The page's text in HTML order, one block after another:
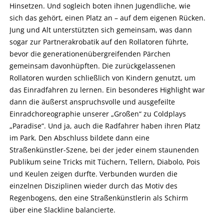
Hinsetzen. Und sogleich boten ihnen Jugendliche, wie
sich das gehört, einen Platz an – auf dem eigenen Rücken.
Jung und Alt unterstützten sich gemeinsam, was dann
sogar zur Partnerakrobatik auf den Rollatoren führte,
bevor die generationenübergreifenden Pärchen
gemeinsam davonhüpften. Die zurückgelassenen
Rollatoren wurden schließlich von Kindern genutzt, um
das Einradfahren zu lernen. Ein besonderes Highlight war
dann die äußerst anspruchsvolle und ausgefeilte
Einradchoreographie unserer „Großen“ zu Coldplays
„Paradise“. Und ja, auch die Radfahrer haben ihren Platz
im Park. Den Abschluss bildete dann eine
Straßenkünstler-Szene, bei der jeder einem staunenden
Publikum seine Tricks mit Tüchern, Tellern, Diabolo, Pois
und Keulen zeigen durfte. Verbunden wurden die
einzelnen Disziplinen wieder durch das Motiv des
Regenbogens, den eine Straßenkünstlerin als Schirm
über eine Slackline balancierte.